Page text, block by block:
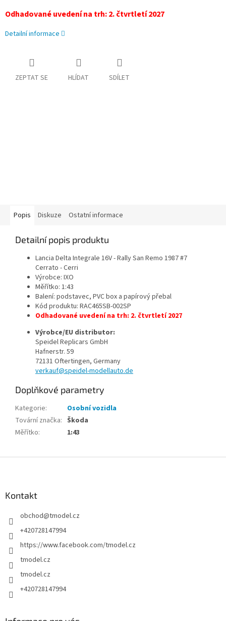
Odhadované uvedení na trh: 2. čtvrtletí 2027
Detailní informace
ZEPTAT SE HLÍDAT SDÍLET
Popis Diskuze Ostatní informace
Detailní popis produktu
Lancia Delta Integrale 16V - Rally San Remo 1987 #7
Cerrato - Cerri
Výrobce: IXO
Měřítko: 1:43
Balení: podstavec, PVC box a papírový přebal
Kód produktu: RAC465SB-002SP
Odhadované uvedení na trh: 2. čtvrtletí 2027
Výrobce/EU distributor:
Speidel Replicars GmbH
Hafnerstr. 59
72131 Oftertingen, Germany
verkauf@speidel-modellauto.de
Doplňkové parametry
Kategorie:
Osobní vozidla
Tovární značka: Škoda
Měřítko: 1:43
Kontakt
obchod@tmodel.cz
+420728147994
https://www.facebook.com/tmodel.cz
tmodel.cz
tmodel.cz
+420728147994